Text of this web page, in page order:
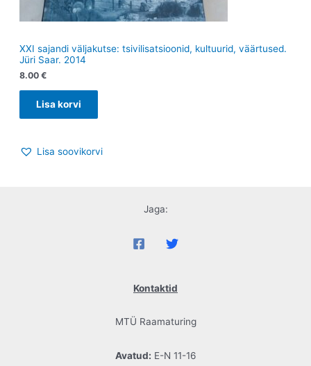
XXI sajandi väljakutse: tsivilisatsioonid, kultuurid, väärtused.
Jüri Saar. 2014
8.00 €
Lisa korvi
Lisa soovikorvi
Jaga:
Kontaktid
MTÜ Raamaturing
Avatud: E-N 11-16